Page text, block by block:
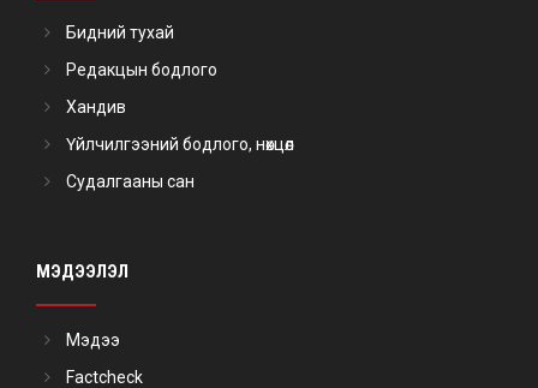
Бидний тухай
Редакцын бодлого
Хандив
Үйлчилгээний бодлого, нөхцөл
Судалгааны сан
МЭДЭЭЛЭЛ
Мэдээ
Factcheck